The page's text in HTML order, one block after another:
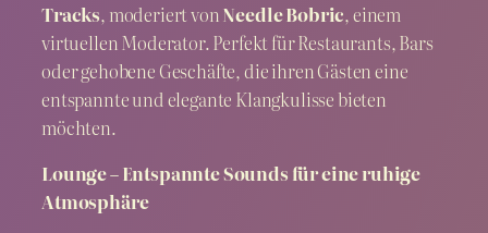
Tracks, moderiert vonNeedle Bobric, einem
virtuellen Moderator. Perfekt für Restaurants, Bars
oder gehobene Geschäfte, die ihren Gästen eine
entspannte und elegante Klangkulisse bieten
möchten.
Lounge – Entspannte Sounds für eine ruhige
Atmosphäre